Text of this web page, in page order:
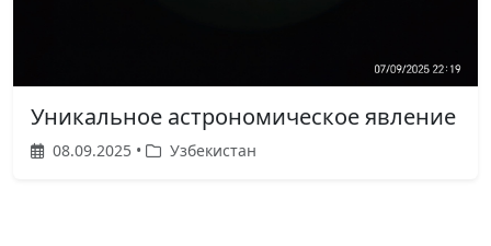
Уникальное астрономическое явление
08.09.2025 • Узбекистан